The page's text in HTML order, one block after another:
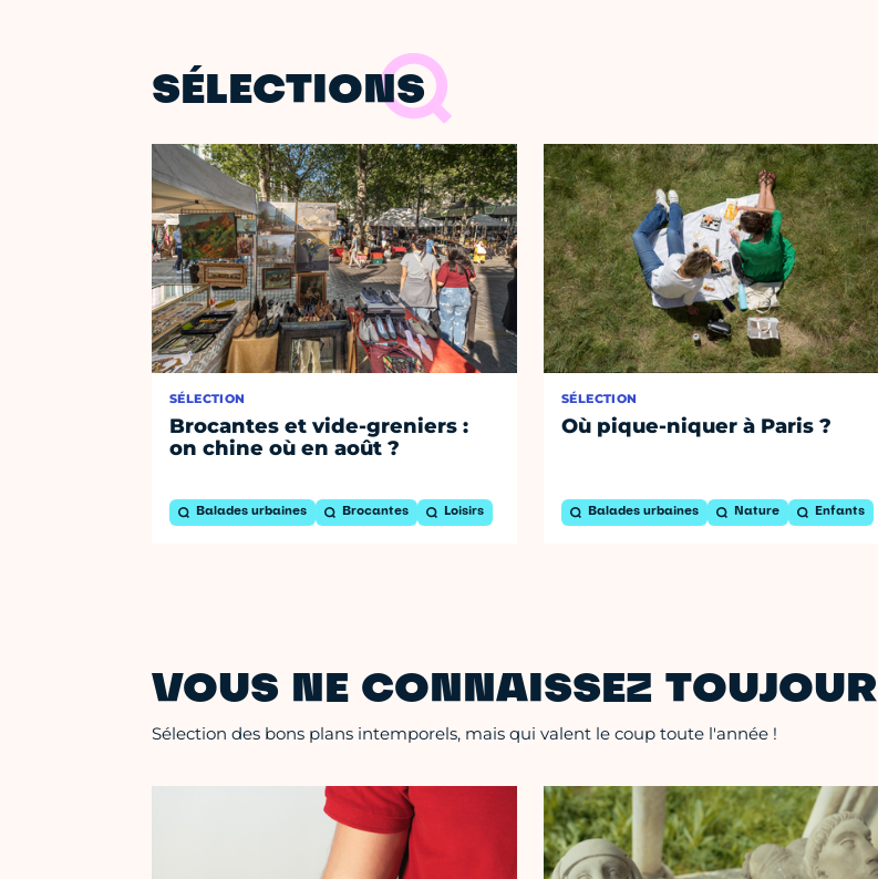
SÉLECTIONS
SÉLECTION
Brocantes et vide-greniers :
on chine où en août ?
Balades urbaines Brocantes Loisirs
SÉLECTION
Où pique-niquer à Paris ?
Balades urbaines Nature Enfants
VOUS NE CONNAISSEZ
Sélection des bons plans intemporels, mais qui valent le coup toute l'année !